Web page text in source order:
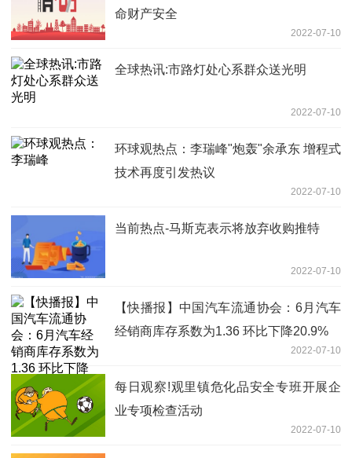
命财产安全
2022-07-10
全球热讯:市路灯处心系群众送光明
2022-07-10
环球观热点：李瑞峰"炮轰"余承东 增程式
技术再度引发热议
2022-07-10
当前热点-马斯克表示将放弃收购推特
2022-07-10
【快播报】中国汽车流通协会：6月汽车
经销商库存系数为1.36 环比下降20.9%
2022-07-10
每日观察!观里镇危化品安全专班开展企
业专项检查活动
2022-07-10